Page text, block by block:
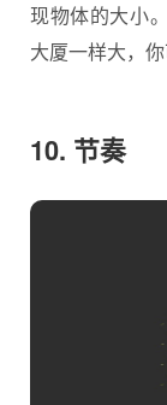
现物体的大小
大厦一样大，
10. 节奏